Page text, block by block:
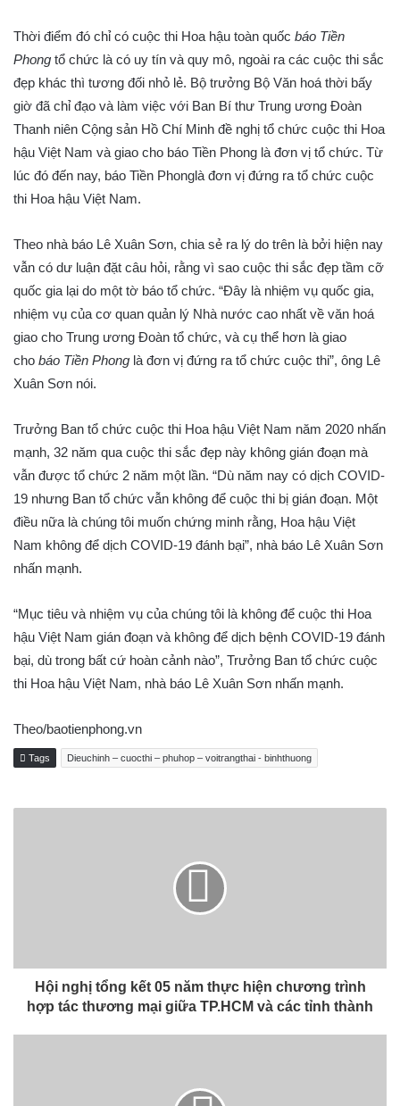
Thời điểm đó chỉ có cuộc thi Hoa hậu toàn quốc báo Tiền
Phong tổ chức là có uy tín và quy mô, ngoài ra các cuộc thi sắc
đẹp khác thì tương đối nhỏ lẻ. Bộ trưởng Bộ Văn hoá thời bấy
giờ đã chỉ đạo và làm việc với Ban Bí thư Trung ương Đoàn
Thanh niên Cộng sản Hồ Chí Minh đề nghị tổ chức cuộc thi Hoa
hậu Việt Nam và giao cho báo Tiền Phong là đơn vị tổ chức. Từ
lúc đó đến nay, báo Tiền Phonglà đơn vị đứng ra tổ chức cuộc
thi Hoa hậu Việt Nam.
Theo nhà báo Lê Xuân Sơn, chia sẻ ra lý do trên là bởi hiện nay
vẫn có dư luận đặt câu hỏi, rằng vì sao cuộc thi sắc đẹp tầm cỡ
quốc gia lại do một tờ báo tổ chức. “Đây là nhiệm vụ quốc gia,
nhiệm vụ của cơ quan quản lý Nhà nước cao nhất về văn hoá
giao cho Trung ương Đoàn tổ chức, và cụ thể hơn là giao
cho báo Tiền Phong là đơn vị đứng ra tổ chức cuộc thi”, ông Lê
Xuân Sơn nói.
Trưởng Ban tổ chức cuộc thi Hoa hậu Việt Nam năm 2020 nhấn
mạnh, 32 năm qua cuộc thi sắc đẹp này không gián đoạn mà
vẫn được tổ chức 2 năm một lần. “Dù năm nay có dịch COVID-
19 nhưng Ban tổ chức vẫn không để cuộc thi bị gián đoạn. Một
điều nữa là chúng tôi muốn chứng minh rằng, Hoa hậu Việt
Nam không để dịch COVID-19 đánh bại”, nhà báo Lê Xuân Sơn
nhấn mạnh.
“Mục tiêu và nhiệm vụ của chúng tôi là không để cuộc thi Hoa
hậu Việt Nam gián đoạn và không để dịch bệnh COVID-19 đánh
bại, dù trong bất cứ hoàn cảnh nào”, Trưởng Ban tổ chức cuộc
thi Hoa hậu Việt Nam, nhà báo Lê Xuân Sơn nhấn mạnh.
Theo/baotienphong.vn
Tags Dieuchinh – cuocthi – phuhop – voitrangthai - binhthuong
Hội nghị tổng kết 05 năm thực hiện chương trình
hợp tác thương mại giữa TP.HCM và các tỉnh thành